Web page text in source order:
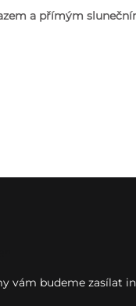
a přímým
vám budeme zasílat